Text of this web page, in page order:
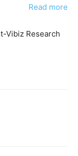
Read more
Vibiz Research